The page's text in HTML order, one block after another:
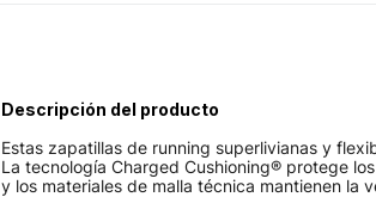
Descripción del producto
Estas zapatillas de running superlivianas y
La tecnología Charged Cushioning® protege
y los materiales de malla técnica mantienen la